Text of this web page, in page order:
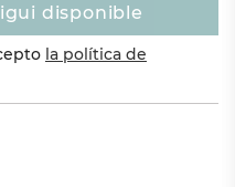
disponible
la política de